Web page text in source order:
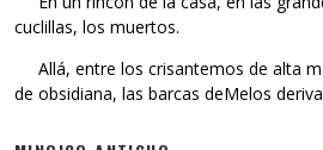
cuclillas, los muertos.
Allá, entre los crisantemos de alta
de obsidiana, las barcas deMelos